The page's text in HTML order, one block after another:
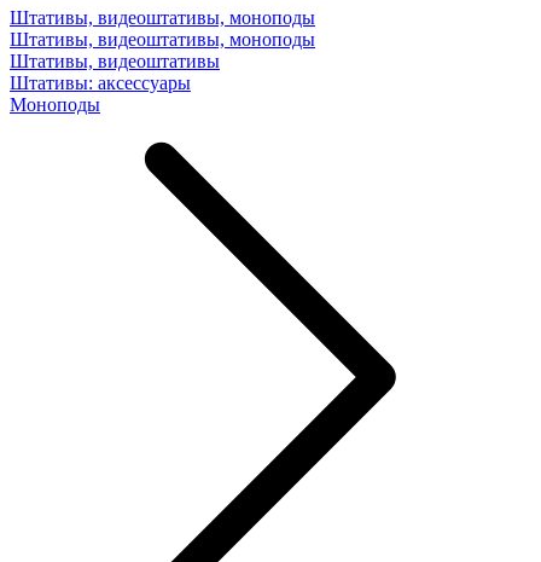
Штативы, видеоштативы, моноподы
Штативы, видеоштативы, моноподы
Штативы, видеоштативы
Штативы: аксессуары
Моноподы